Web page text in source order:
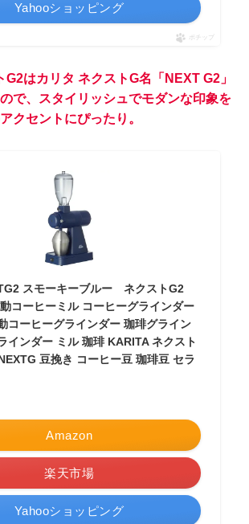
Yahooショッピング
ポチップ
はカリタ ネクストG名「NEXT G2」
で、スタイリッシュでモダンな印象を
クセントにぴったり。
スモーキーブルー ネクストG2
コーヒーミル コーヒーグラインダー
コーヒーグラインダー 珈琲グライン
インダー ミル 珈琲 KARITA ネクスト
豆挽き コーヒー豆 珈琲豆 セラ
Amazon
楽天市場
Yahooショッピング